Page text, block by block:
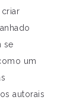
se
um
autorais